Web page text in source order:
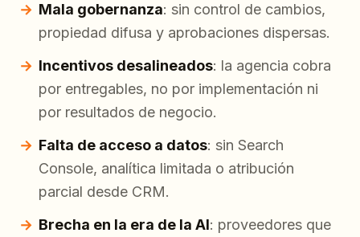
Mala gobernanza: sin control de cambios,
propiedad difusa y aprobaciones dispersas.
Incentivos desalineados: la agencia cobra
por entregables, no por implementación ni
por resultados de negocio.
Falta de acceso a datos: sin Search
Console, analítica limitada o atribución
parcial desde CRM.
Brecha en la era de la AI: proveedores que